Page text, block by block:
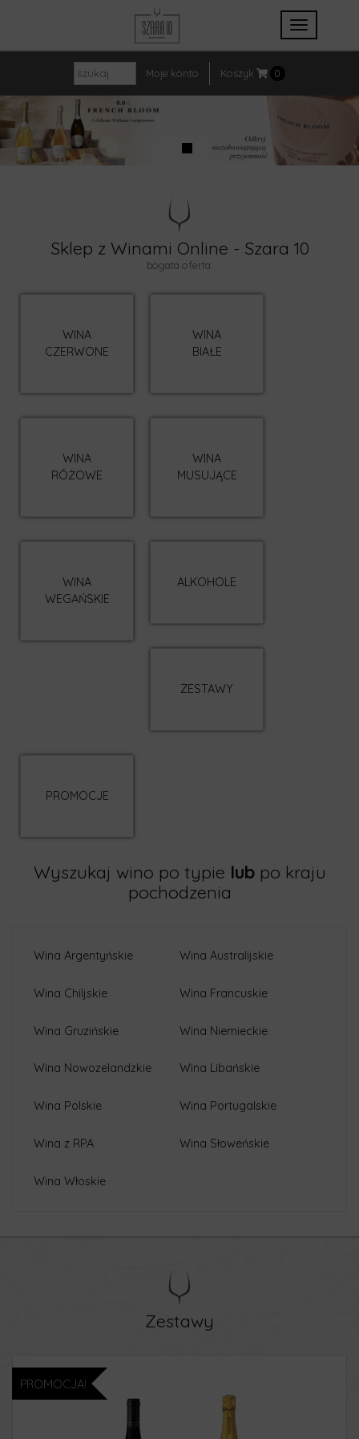
szukaj Moje konto Koszyk 0
Sklep z Winami Online - Szara 10
bogata oferta:
WINA
CZERWONE
WINA
BIAŁE
WINA
RÓŻOWE
WINA
MUSUJĄCE
WINA
WEGAŃSKIE
ALKOHOLE
ZESTAWY
PROMOCJE
Wyszukaj wino po typie lubpo kraju
pochodzenia
Wina Argentyńskie Wina Australijskie
Wina Chiljskie Wina Francuskie
Wina Gruzińskie Wina Niemieckie
Wina Nowozelandzkie Wina Libańskie
Wina Polskie Wina Portugalskie
Wina z RPA Wina Słoweńskie
Wina Włoskie
Zestawy
PROMOCJA!